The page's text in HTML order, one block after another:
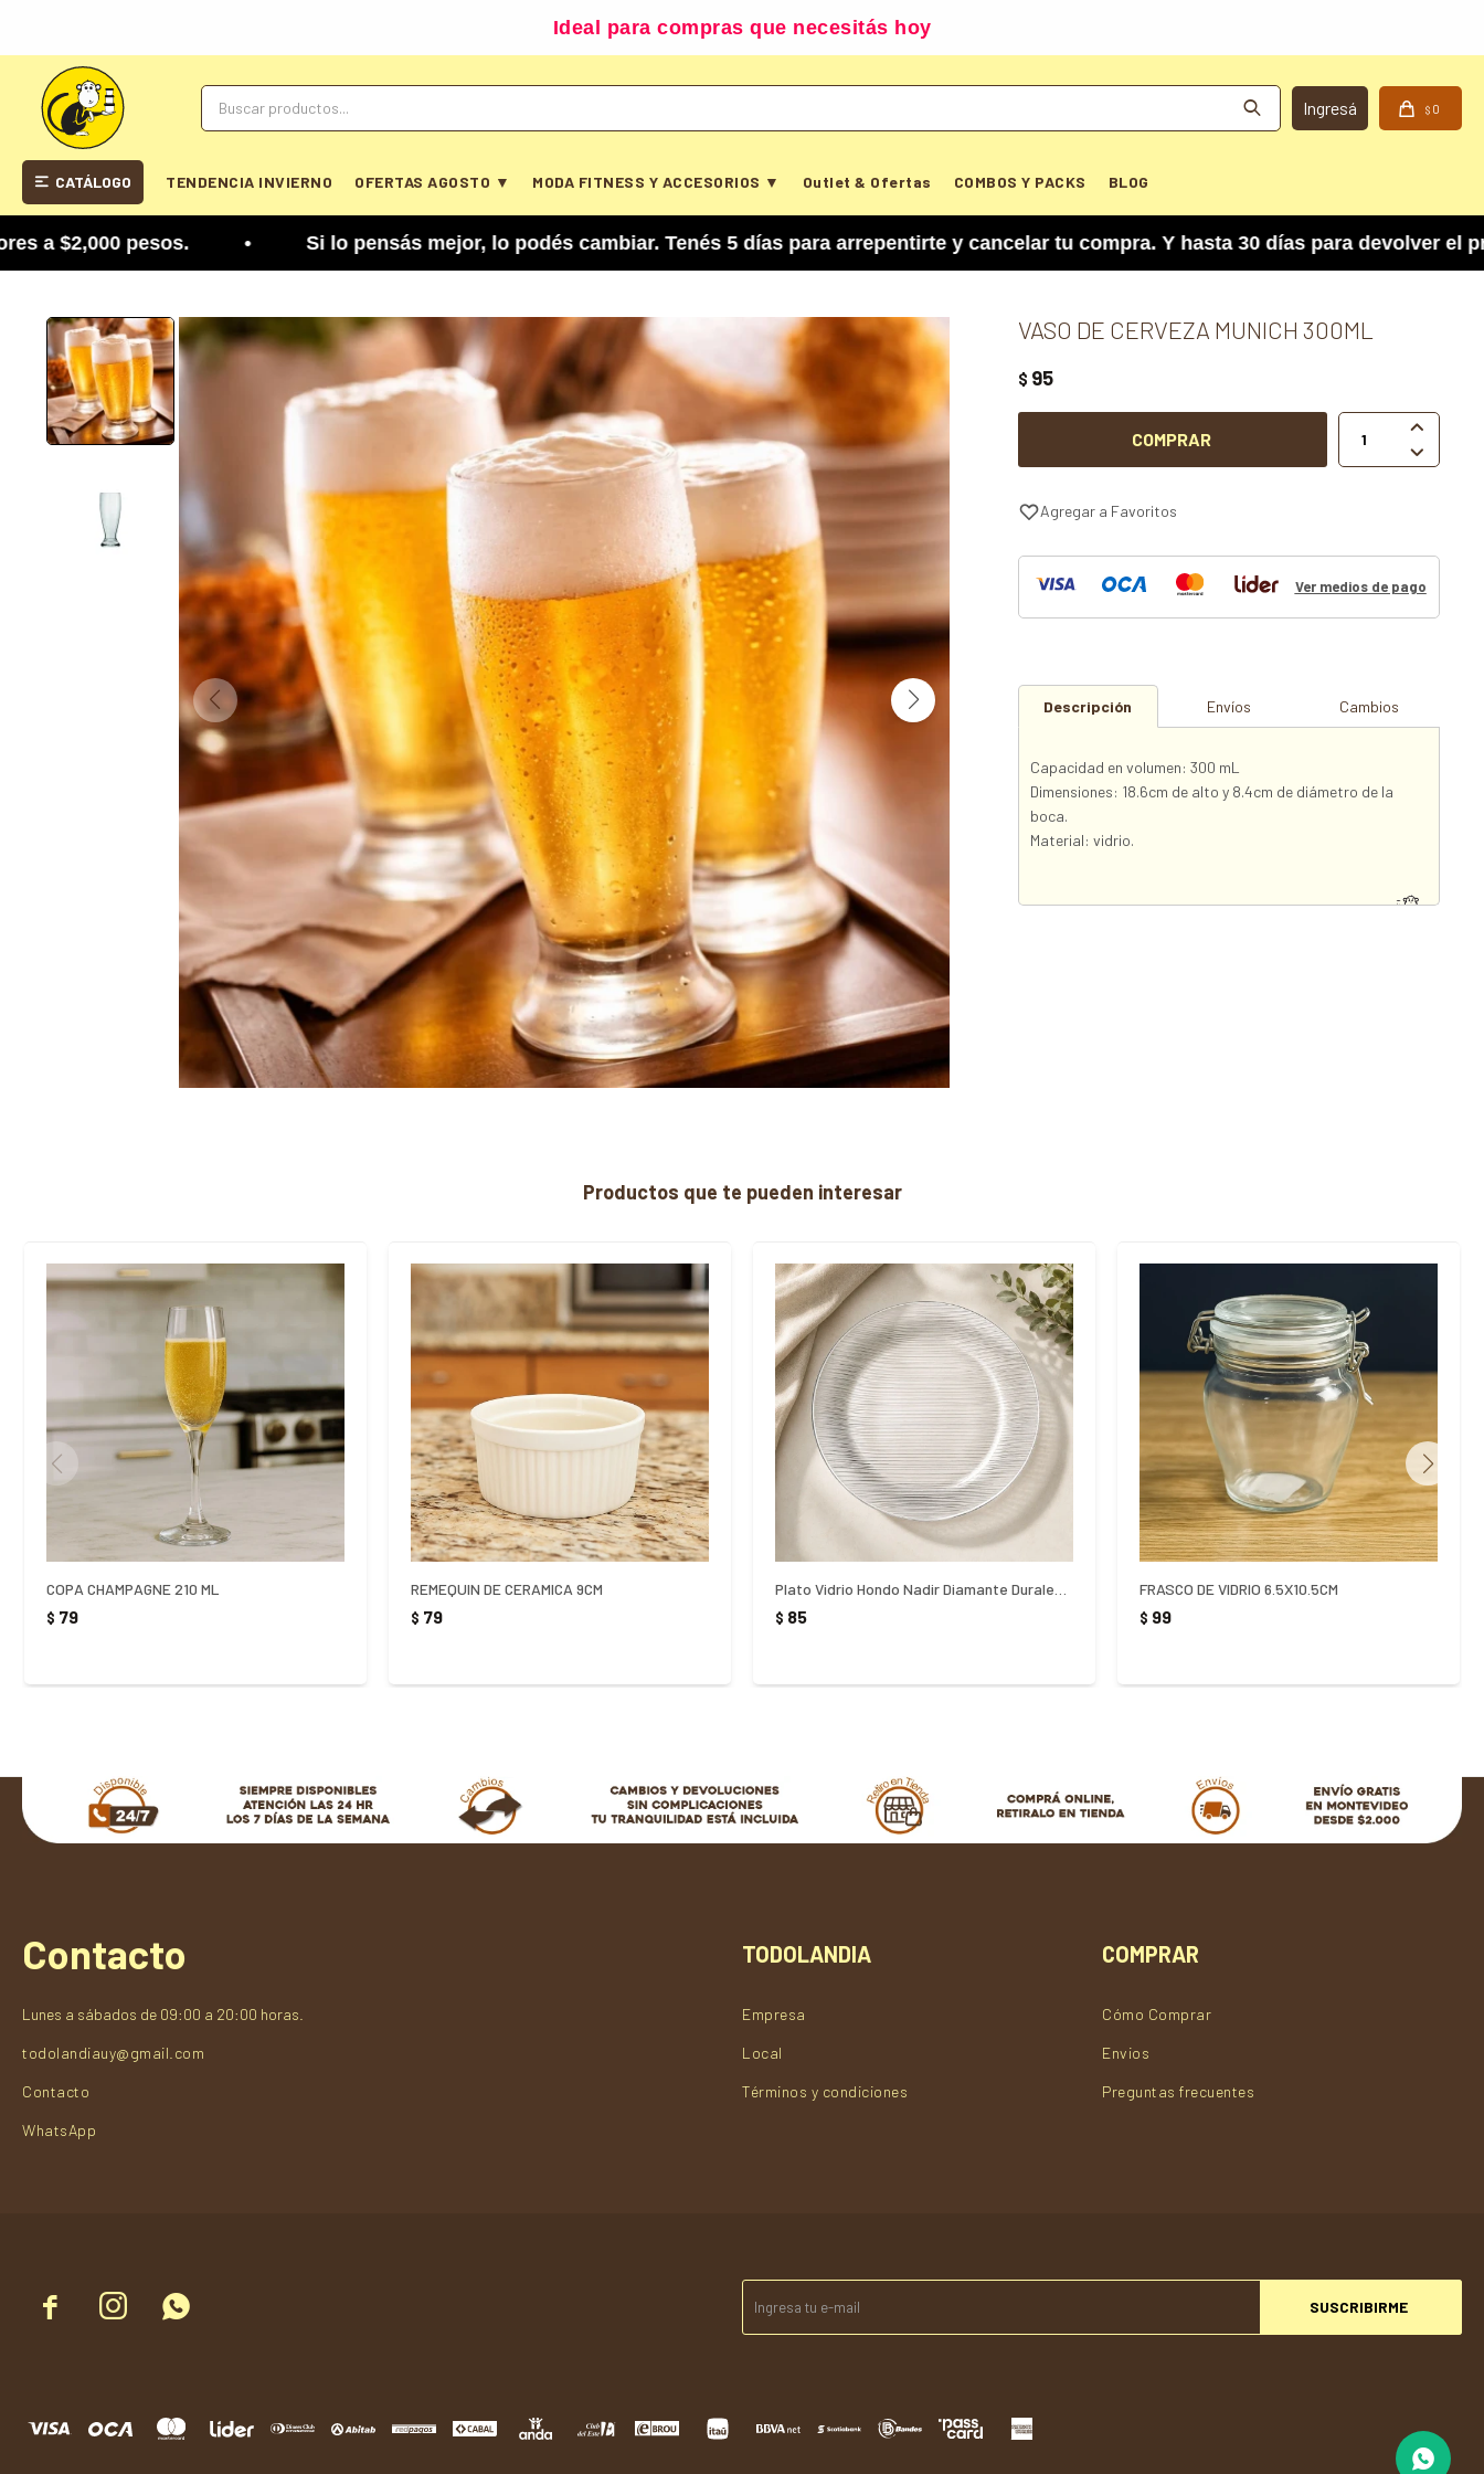
Ideal para compras que necesitás hoy
CATÁLOGO TENDENCIA INVIERNO OFERTAS AGOSTO ▼ MODA FITNESS Y ACCESORIOS ▼ Outlet & Ofertas COMBOS Y PACKS BLOG
$ 0
pesos. • Si lo pensás mejor, lo podés cambiar. Tenés 5 días para arrepentirte y cancelar tu compra. Y hasta 30 días para devolver el
VASO DE CERVEZA MUNICH 300ML
$ 95
COMPRAR


Ver medios de pago
Descripción Envíos Cambios
Capacidad en volumen: 300 mL
Dimensiones: 18.6cm de alto y 8.4cm de diámetro de la
boca.
Material: vidrio.
Productos que te pueden interesar
COPA CHAMPAGNE 210 ML
$ 79
REMEQUIN DE CERAMICA 9CM
$ 79 $ 85
FRASCO DE VIDRIO 6.5X10.5CM
$ 99
   SUSCRIBIRME
Contacto
Lunes a sábados de 09:00 a 20:00 horas.
todolandiauy@gmail.com
Contacto
WhatsApp
TODOLANDIA
Empresa
Local
Términos y condiciones
COMPRAR
Cómo Comprar
Envios
Preguntas frecuentes